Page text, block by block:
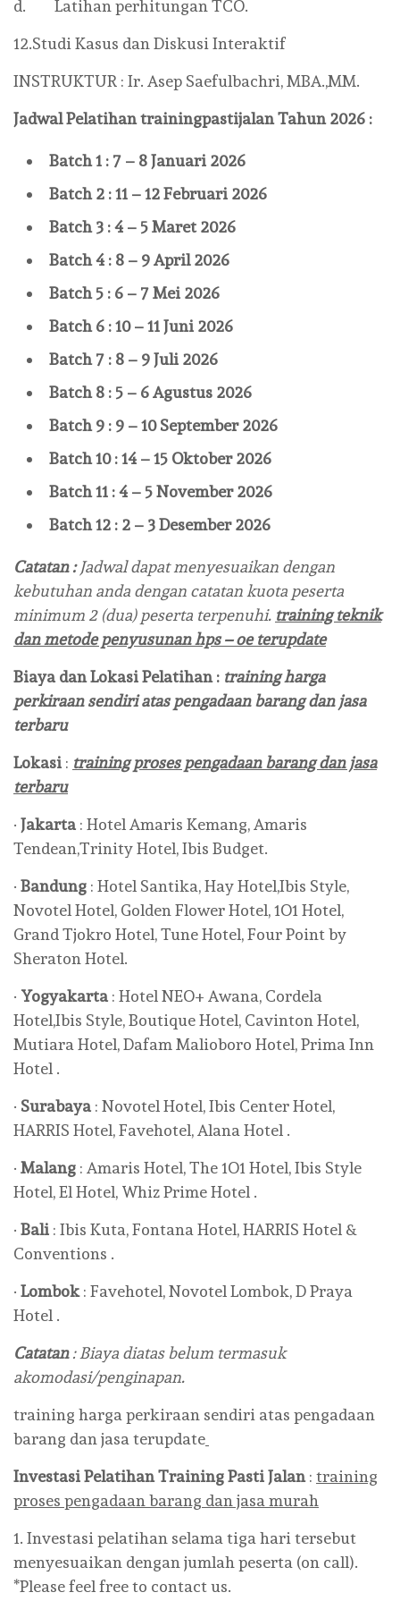
d. Latihan perhitungan TCO.
12.Studi Kasus dan Diskusi Interaktif
INSTRUKTUR : Ir. Asep Saefulbachri, MBA.,MM.
Jadwal PelatihantrainingpastijalanTahun 2026 :
Batch 1 : 7 – 8 Januari 2026
Batch 2 : 11 – 12 Februari 2026
Batch 3 : 4 – 5 Maret 2026
Batch 4 : 8 – 9 April 2026
Batch 5 : 6 – 7 Mei 2026
Batch 6 : 10 – 11 Juni 2026
Batch 7 : 8 – 9 Juli 2026
Batch 8 : 5 – 6 Agustus 2026
Batch 9 : 9 – 10 September 2026
Batch 10 : 14 – 15 Oktober 2026
Batch 11 : 4 – 5 November 2026
Batch 12 : 2 – 3 Desember 2026
Catatan :Jadwal dapat menyesuaikan dengan
kebutuhan anda dengan catatan kuota peserta
minimum 2 (dua) peserta terpenuhi. training teknik
dan metode penyusunan hps – oe terupdate
Biaya dan Lokasi Pelatihan : training harga
perkiraan sendiri atas pengadaan barang dan jasa
terbaru
Lokasi : training proses pengadaan barang dan jasa
terbaru
· Jakarta : Hotel Amaris Kemang, Amaris
Tendean,Trinity Hotel, Ibis Budget.
· Bandung : Hotel Santika, Hay Hotel,Ibis Style,
Novotel Hotel, Golden Flower Hotel, 1O1 Hotel,
Grand Tjokro Hotel, Tune Hotel, Four Point by
Sheraton Hotel.
· Yogyakarta : Hotel NEO+ Awana, Cordela
Hotel,Ibis Style, Boutique Hotel, Cavinton Hotel,
Mutiara Hotel, Dafam Malioboro Hotel, Prima Inn
Hotel .
· Surabaya : Novotel Hotel, Ibis Center Hotel,
HARRIS Hotel, Favehotel, Alana Hotel .
· Malang : Amaris Hotel, The 1O1 Hotel, Ibis Style
Hotel, El Hotel, Whiz Prime Hotel .
· Bali : Ibis Kuta, Fontana Hotel, HARRIS Hotel &
Conventions .
· Lombok: Favehotel, Novotel Lombok, D Praya
Hotel .
Catatan: Biaya diatas belum termasuk
akomodasi/penginapan.
training harga perkiraan sendiri atas pengadaan
barang dan jasa terupdate
Investasi PelatihanTrainingPasti Jalan: training
proses pengadaan barang dan jasa murah
1. Investasi pelatihan selama tiga hari tersebut
menyesuaikan dengan jumlah peserta (on call).
*Please feel free to contact us.